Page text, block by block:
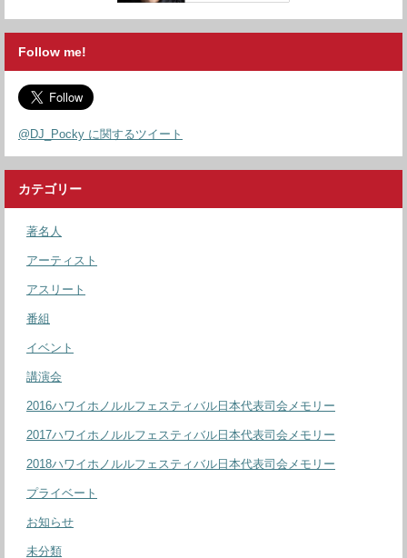
Follow me!
@DJ_Pocky に関するツイート
カテゴリー
著名人
アーティスト
アスリート
番組
イベント
講演会
2016ハワイホノルルフェスティバル日本代表司会メモリー
2017ハワイホノルルフェスティバル日本代表司会メモリー
2018ハワイホノルルフェスティバル日本代表司会メモリー
プライベート
お知らせ
未分類